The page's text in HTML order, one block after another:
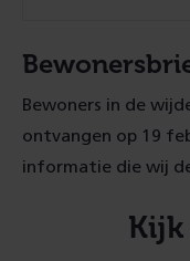
Bewoners in de
ontvangen op 19
informatie die wij
Kijk